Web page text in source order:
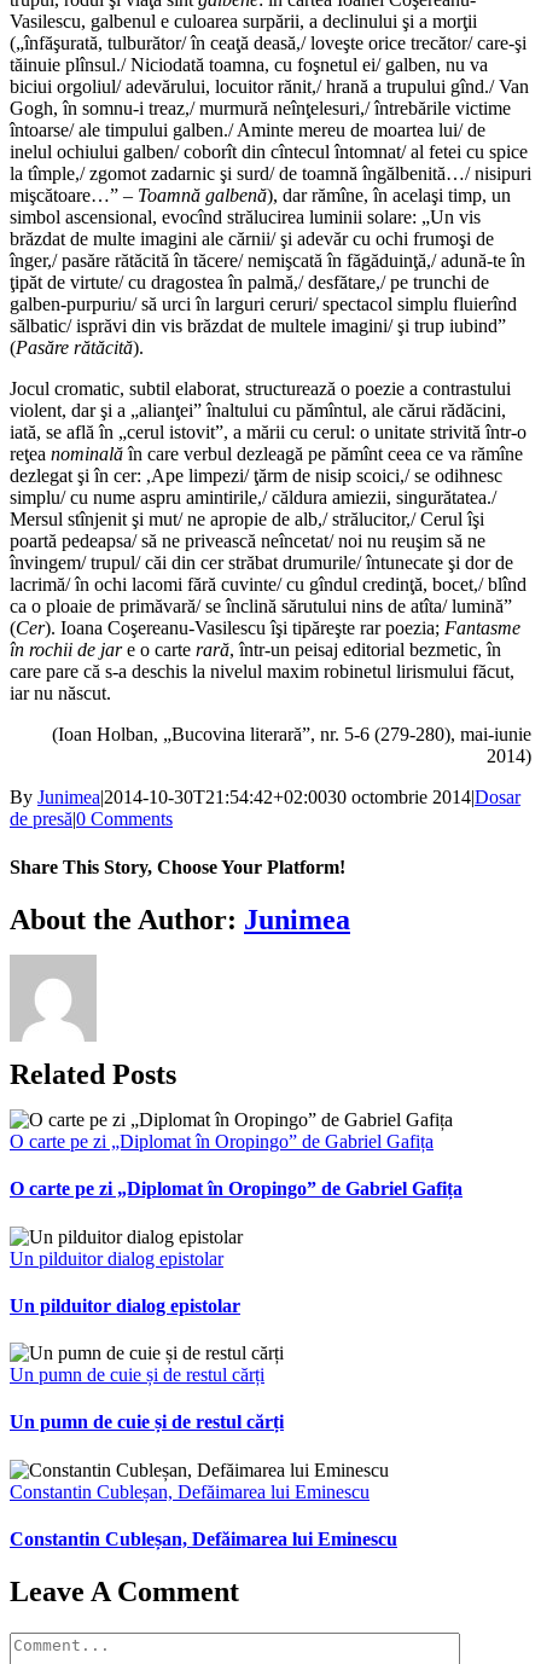
Vasilescu, galbenul e culoarea surpării, a declinului şi a morţii
(„înfăşurată, tulburător/ în ceaţă deasă,/ loveşte orice trecător/ care-şi
tăinuie plînsul./ Niciodată toamna, cu foşnetul ei/ galben, nu va
biciui orgoliul/ adevărului, locuitor rănit,/ hrană a trupului gînd./ Van
Gogh, în somnu-i treaz,/ murmură neînţelesuri,/ întrebările victime
întoarse/ ale timpului galben./ Aminte mereu de moartea lui/ de
inelul ochiului galben/ coborît din cîntecul întomnat/ al fetei cu spice
la tîmple,/ zgomot zadarnic şi surd/ de toamnă îngălbenită…/ nisipuri
mişcătoare…” – Toamnă galbenă), dar rămîne, în acelaşi timp, un
simbol ascensional, evocînd strălucirea luminii solare: „Un vis
brăzdat de multe imagini ale cărnii/ şi adevăr cu ochi frumoşi de
înger,/ pasăre rătăcită în tăcere/ nemişcată în făgăduinţă,/ adună-te în
ţipăt de virtute/ cu dragostea în palmă,/ desfătare,/ pe trunchi de
galben-purpuriu/ să urci în larguri ceruri/ spectacol simplu fluierînd
sălbatic/ isprăvi din vis brăzdat de multele imagini/ şi trup iubind”
(Pasăre rătăcită).
Jocul cromatic, subtil elaborat, structurează o poezie a contrastului
violent, dar şi a „alianţei” înaltului cu pămîntul, ale cărui rădăcini,
iată, se află în „cerul istovit”, a mării cu cerul: o unitate strivită într-o
reţea nominalăîn care verbul dezleagă pe pămînt ceea ce va rămîne
dezlegat şi în cer: ,Ape limpezi/ ţărm de nisip scoici,/ se odihnesc
simplu/ cu nume aspru amintirile,/ căldura amiezii, singurătatea./
Mersul stînjenit şi mut/ ne apropie de alb,/ strălucitor,/ Cerul îşi
poartă pedeapsa/ să ne privească neîncetat/ noi nu reuşim să ne
învingem/ trupul/ căi din cer străbat drumurile/ întunecate şi dor de
lacrimă/ în ochi lacomi fără cuvinte/ cu gîndul credinţă, bocet,/ blînd
ca o ploaie de primăvară/ se înclină sărutului nins de atîta/ lumină”
(Cer). Ioana Coşereanu-Vasilescu îşi tipăreşte rar poezia; Fantasme
în rochii de jare o carte rară, într-un peisaj editorial bezmetic, în
care pare că s-a deschis la nivelul maxim robinetul lirismului făcut,
iar nu născut.
(Ioan Holban, „Bucovina literară”, nr. 5-6 (279-280), mai-iunie
2014)
By Junimea|2014-10-30T21:54:42+02:0030 octombrie 2014|Dosar
de presă|0 Comments
Share This Story, Choose Your Platform!
Facebook
X
Bluesky
Reddit
LinkedIn
WhatsApp
Telegram
Tumblr
Xing
Email
Copy
Link
About the Author: Junimea
Related Posts
O carte pe zi „Diplomat în Oropingo” de Gabriel Gafița
O carte pe zi „Diplomat în Oropingo” de Gabriel Gafița
Un pilduitor dialog epistolar
Un pilduitor dialog epistolar
Un pumn de cuie și de restul cărți
Un pumn de cuie și de restul cărți
Constantin Cubleșan, Defăimarea lui Eminescu
Constantin Cubleșan, Defăimarea lui Eminescu
Leave A Comment
Comment